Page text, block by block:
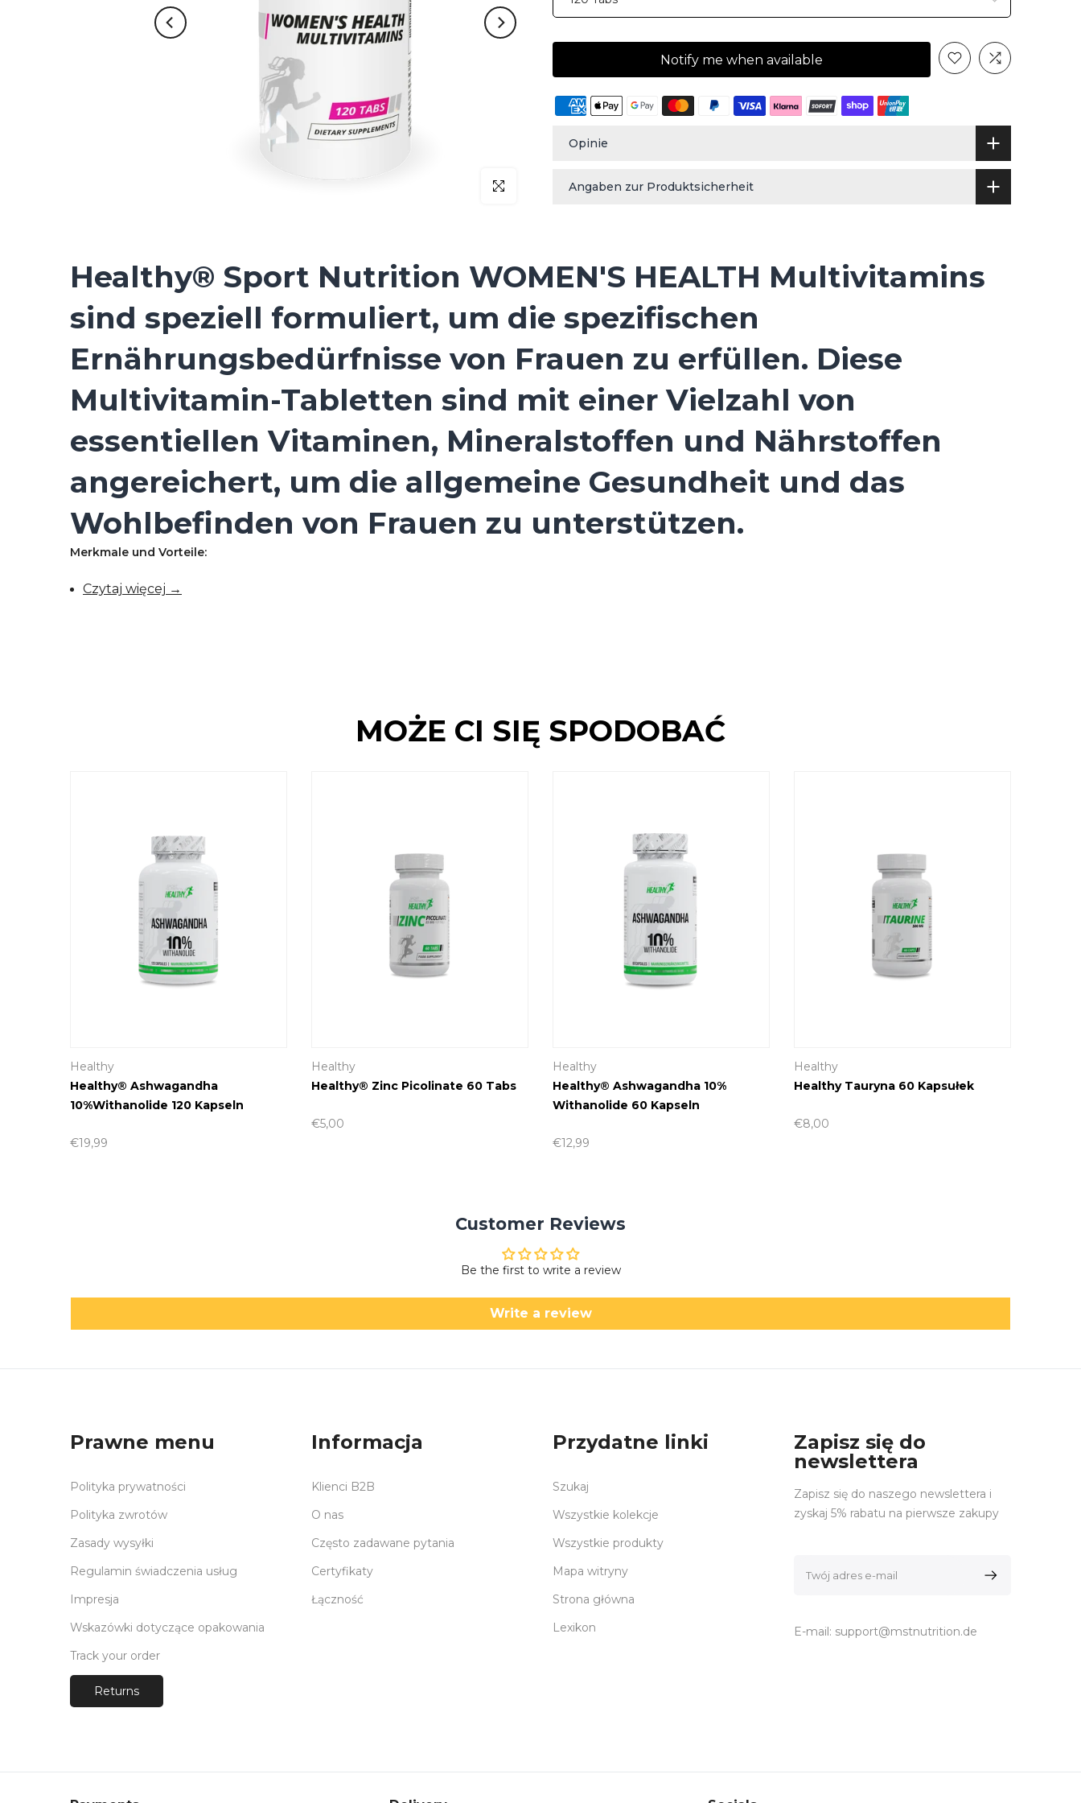
klicken um zu vergrößern
Notify me when available
Opinie
Angaben zur Produktsicherheit
Healthy® Sport Nutrition WOMEN'S HEALTH Multivitamins
sind speziell formuliert, um die spezifischen
Ernährungsbedürfnisse von Frauen zu erfüllen. Diese
Multivitamin-Tabletten sind mit einer Vielzahl von
essentiellen Vitaminen, Mineralstoffen und Nährstoffen
angereichert, um die allgemeine Gesundheit und das
Wohlbefinden von Frauen zu unterstützen.
Merkmale und Vorteile:
Czytaj więcej →
MOŻE CI SIĘ SPODOBAĆ
Healthy
Healthy® Ashwagandha 10%
Withanolide 60 Kapseln
€12,99
Healthy
Healthy Tauryna 60 Kapsułek
€8,00
Healthy
Healthy® Ashwagandha
10%Withanolide 120 Kapseln
€19,99
Healthy
Healthy® Zinc Picolinate 60 Tabs
€5,00
Customer Reviews
Be the first to write a review
Write a review
Prawne menu
Polityka prywatności
Polityka zwrotów
Zasady wysyłki
Regulamin świadczenia usług
Impresja
Wskazówki dotyczące opakowania
Track your order
Returns
Informacja
Klienci B2B
O nas
Często zadawane pytania
Certyfikaty
Łączność
Przydatne linki
Szukaj
Wszystkie kolekcje
Wszystkie produkty
Mapa witryny
Strona główna
Lexikon
Zapisz się do
newslettera
Zapisz się do naszego newslettera i
zyskaj 5% rabatu na pierwsze zakupy
E-mail: support@mstnutrition.de